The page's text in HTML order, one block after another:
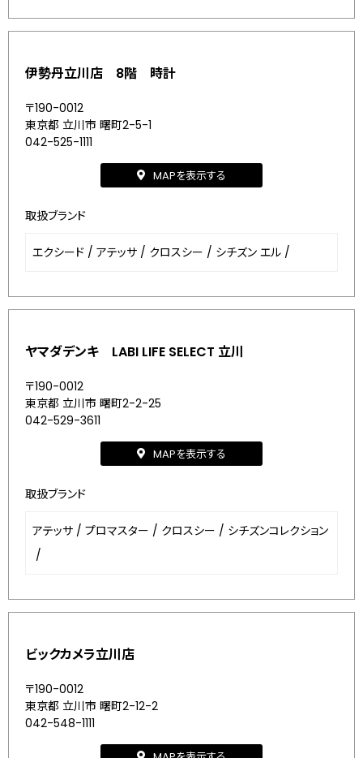
伊勢丹立川店 8階 時計
〒190-0012
東京都 立川市 曙町2-5-1
042-525-1111
MAPを表示する
取扱ブランド
エクシード / アテッサ / クロスシー / シチズン エル /
ヤマダデンキ LABI LIFE SELECT 立川
〒190-0012
東京都 立川市 曙町2-2-25
042-529-3611
MAPを表示する
取扱ブランド
アテッサ / プロマスター / クロスシー / シチズンコレクション
/
ビックカメラ立川店
〒190-0012
東京都 立川市 曙町2-12-2
042-548-1111